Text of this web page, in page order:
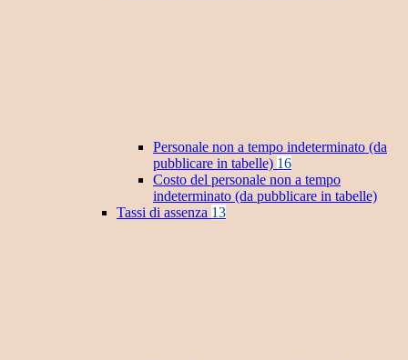
Personale non a tempo indeterminato (da
pubblicare in tabelle) 16
Costo del personale non a tempo
indeterminato (da pubblicare in tabelle)
Tassi di assenza 13